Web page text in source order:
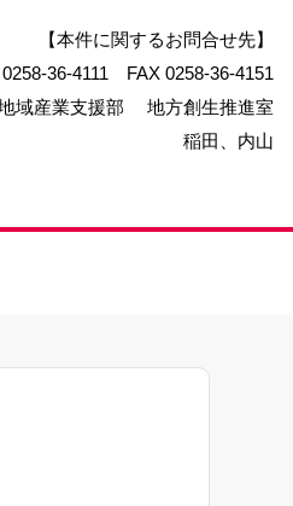
【本件に関するお問合せ先】
36-4111 FAX 0258-36-4151
域産業支援部 地方創生推進室
稲田、内山